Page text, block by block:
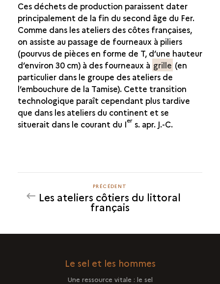
Ces déchets de production paraissent dater
principalement de la fin du second âge du Fer.
Comme dans les ateliers des côtes françaises,
on assiste au passage de fourneaux à piliers
(pourvus de pièces en forme de T, d’une hauteur
d’environ 30 cm) à des fourneaux à grille (en
particulier dans le groupe des ateliers de
l’embouchure de la Tamise). Cette transition
technologique paraît cependant plus tardive
que dans les ateliers du continent et se
situerait dans le courant du Ier s. apr. J.-C.
PRÉCÉDENT
PRÉCÉDENT
Les ateliers côtiers du littoral
français
Le sel et les hommes
Une ressource vitale : le sel